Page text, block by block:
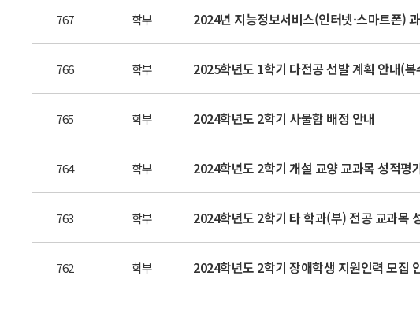
767 학부 2024년 지능정보서비스(인터넷·스마트폰)
766 학부 2025학년도 1학기 다전공 선발 계획 안내(
765 학부 2024학년도 2학기 사물함 배정 안내
764 학부 2024학년도 2학기 개설 교양 교과목 성적
763 학부 2024학년도 2학기 타 학과(부) 전공 교과목
762 학부 2024학년도 2학기 장애학생 지원인력 모집